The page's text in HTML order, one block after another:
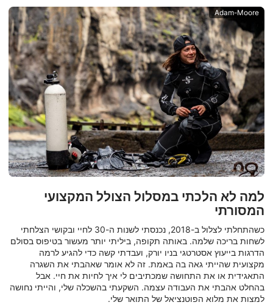
Adam-Moore
למה לא הלכתי במסלול הצולל המקצועי
המסורתי
כשהתחלתי לצלול ב-2018, נכנסתי לשנות ה-30 לחיי ובקושי הצלחתי
לשחות בריכה שלמה. באותה תקופה, ביליתי יותר מעשור בטיפוס בסולם
הדרגות בייעוץ אסטרטגי בניו יורק, ועבדתי קשה כדי להגיע לרמה
מקצועית שהייתי גאה בה באמת. זה לא אומר שאהבתי את השגרה
התאגידית או את התחושה שמכתיבים לי איך לחיות את חיי. אבל
בהחלט אהבתי את העבודה עצמה. השקעתי בהשכלה שלי, והייתי נחושה
למצות את מלוא הפוטנציאל של התואר שלי.